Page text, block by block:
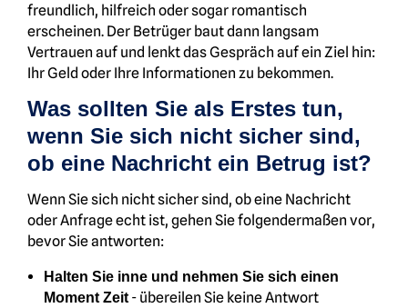
freundlich, hilfreich oder sogar romantisch
erscheinen. Der Betrüger baut dann langsam
Vertrauen auf und lenkt das Gespräch auf ein Ziel hin:
Ihr Geld oder Ihre Informationen zu bekommen.
Was sollten Sie als Erstes tun,
wenn Sie sich nicht sicher sind,
ob eine Nachricht ein Betrug ist?
Wenn Sie sich nicht sicher sind, ob eine Nachricht
oder Anfrage echt ist, gehen Sie folgendermaßen vor,
bevor Sie antworten:
Halten Sie inne und nehmen Sie sich einen
Moment Zeit- übereilen Sie keine Antwort